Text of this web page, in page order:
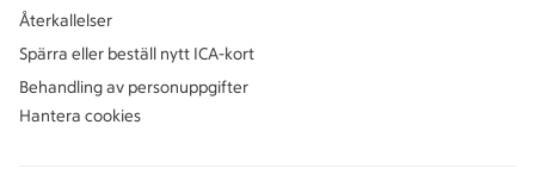
Återkallelser
Spärra eller beställ nytt ICA-kort
Behandling av personuppgifter
Hantera cookies